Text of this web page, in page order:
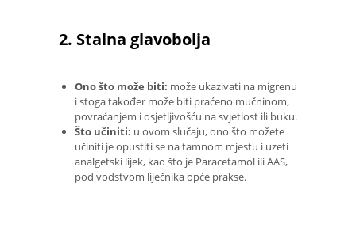
2. Stalna glavobolja
Ono što može biti: može ukazivati ​​na migrenu
i stoga također može biti praćeno mučninom,
povraćanjem i osjetljivošću na svjetlost ili buku.
Što učiniti: u ovom slučaju, ono što možete
učiniti je opustiti se na tamnom mjestu i uzeti
analgetski lijek, kao što je Paracetamol ili AAS,
pod vodstvom liječnika opće prakse.